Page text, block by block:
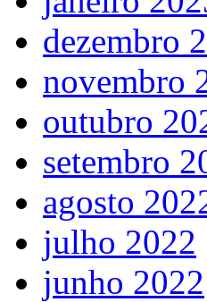
dezembro
novembro
outubro
setembro
agosto
julho 2022
junho 2022